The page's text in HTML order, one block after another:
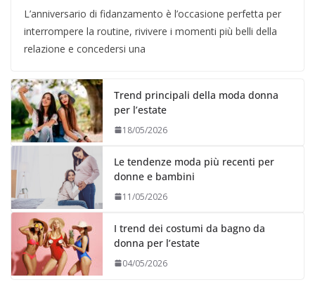
L’anniversario di fidanzamento è l’occasione perfetta per
interrompere la routine, rivivere i momenti più belli della
relazione e concedersi una
Trend principali della moda donna
per l’estate
18/05/2026
Le tendenze moda più recenti per
donne e bambini
11/05/2026
I trend dei costumi da bagno da
donna per l’estate
04/05/2026